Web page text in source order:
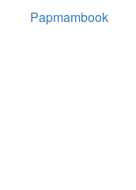
Papmambook